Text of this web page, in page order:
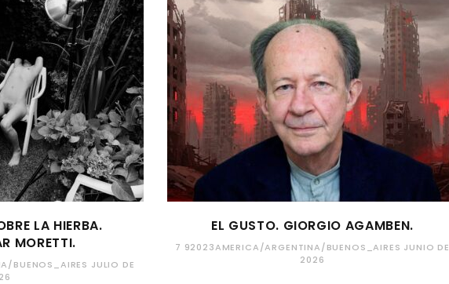
LA HIERBA.
MORETTI.
BUENOS_AIRES JULIO DE
EL GUSTO. GIORGIO AGAMBEN.
7 92023AMERICA/ARGENTINA/BUENOS_AIRES JUNIO DE
2026